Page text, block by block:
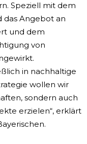
Speziell mit dem
das Angebot an
und dem
von
in nachhaltige
wollen wir
sondern auch
erzielen“, erklärt